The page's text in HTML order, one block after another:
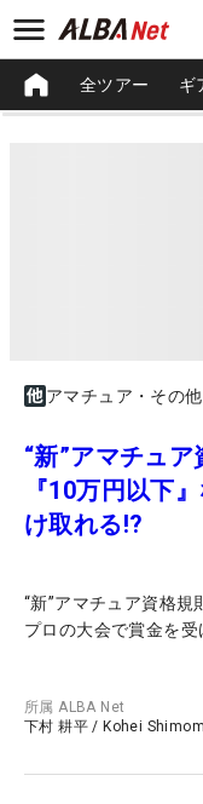
全ツアー ギ
アマチュア・その他
“新”アマチュ
『10万円以下
け取れる!?
“新”アマチュア資格
プロの大会で賞金を受
所属ALBA Net
下村 耕平 / Kohei